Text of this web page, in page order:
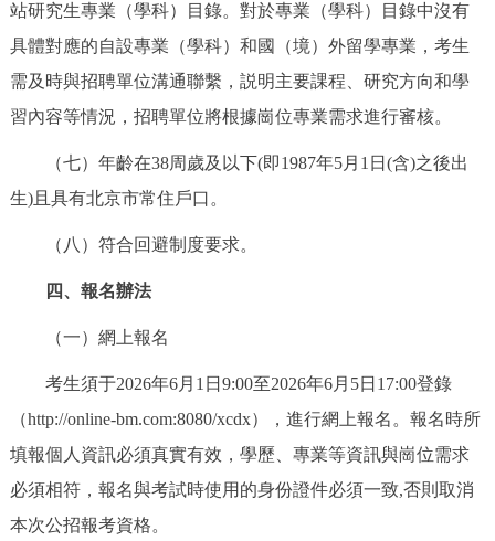
回到頂部
站研究生專業（學科）目錄。對於專業（學科）目錄中沒有
具體對應的自設專業（學科）和國（境）外留學專業，考生
需及時與招聘單位溝通聯繫，説明主要課程、研究方向和學
習內容等情況，招聘單位將根據崗位專業需求進行審核。
（七）年齡在38周歲及以下(即1987年5月1日(含)之後出
生)且具有北京市常住戶口。
（八）符合回避制度要求。
四、報名辦法
（一）網上報名
考生須于2026年6月1日9:00至2026年6月5日17:00登錄
（http://online-bm.com:8080/xcdx），進行網上報名。報名時所
填報個人資訊必須真實有效，學歷、專業等資訊與崗位需求
必須相符，報名與考試時使用的身份證件必須一致,否則取消
本次公招報考資格。